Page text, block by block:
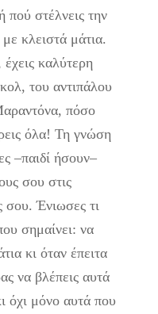
πού στέλνεις την
κλειστά μάτια.
καλύτερη
του αντιπάλου
πόσο
όλα! Τη γνώση
–παιδί ήσουν–
σου στις
σου. Ένιωσες τι
σημαίνει: να
κι όταν έπειτα
να βλέπεις αυτά
όχι μόνο αυτά που